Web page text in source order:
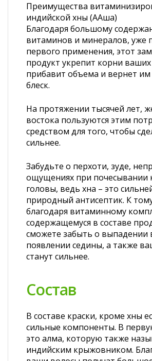
Преимущества
индийской хны (ААша)
Благодаря большому
витаминов и минералов, уже
первого применения, этот
продукт укрепит корни ваших
прибавит объема и вернет
блеск.
На протяжении тысячей лет,
востока пользуются этим
средством для того, чтобы
сильнее.
Забудьте о перхоти, зуде,
ощущениях при почесывании
головы, ведь хна – это
природный антисептик. К
благодаря витаминному
содержащемуся в составе
сможете забыть о выпадении
появлении седины, а также
станут сильнее.
Состав
В составе краски, кроме хны
сильные компоненты. В
это алма, которую также
индийским крыжовником.